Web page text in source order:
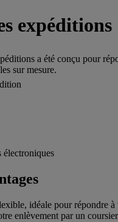
expéditions
a été conçu pour
sur mesure.
idéale pour répondre
enlèvement par un